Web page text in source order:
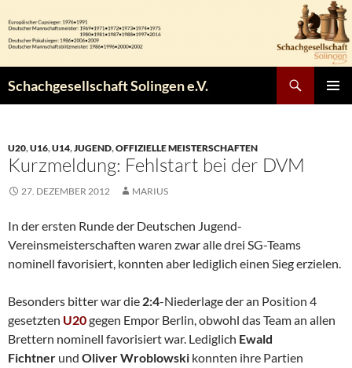
Inhalt
springen
Schachgesellschaft Solingen e.V.
U20,U16,U14,JUGEND,OFFIZIELLE MEISTERSCHAFTEN
Kurzmeldung: Fehlstart bei der DVM
27. DEZEMBER 2012 MARIUS
In der ersten Runde der Deutschen Jugend-
Vereinsmeisterschaften waren zwar alle drei SG-Teams
nominell favorisiert, konnten aber lediglich einen Sieg erzielen.
Besonders bitter war die 2:4-Niederlage der an Position 4
gesetzten U20gegen Empor Berlin, obwohl das Team an allen
Brettern nominell favorisiert war. Lediglich Ewald
Fichtner und Oliver Wroblowski konnten ihre Partien